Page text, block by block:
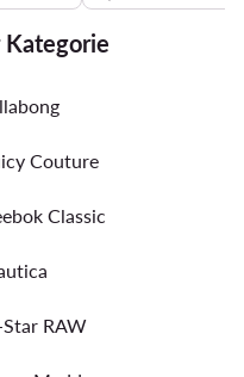
Couture
Classic
RAW